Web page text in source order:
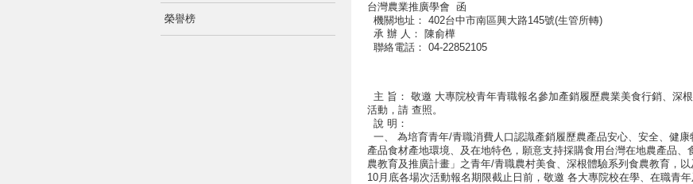
榮譽榜
台灣農業推廣學會 函
機關地址： 402台中市南區興大路145號(生管所轉)
承 辦 人： 陳俞樺
聯絡電話： 04-22852105
主 旨： 敬邀 大專院校青年青職報名參加產銷履歷農業美食行銷、深
活動，請 查照。
說 明：
一、 為培育青年/青職消費人口認識產銷履歷農產品安心、安全、健
產品食材產地環境、及在地特色，願意支持採購食用台灣在地農產品
農教育及推廣計畫」之青年/青職農村美食、深根體驗系列食農教育，
10月底各場次活動報名期限截止日前，敬邀 各大專院校在學、在職青